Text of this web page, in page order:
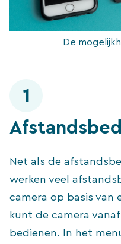
De
1
Net als de
werken veel
camera op basis van
kunt de camera
bedienen. In het